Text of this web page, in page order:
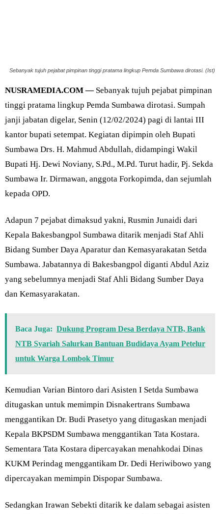
Sebanyak tujuh pejabat pimpinan tinggi pratama lingkup Pemda Sumbawa dirotasi. (Ist)
NUSRAMEDIA.COM —Sebanyak tujuh pejabat pimpinan
tinggi pratama lingkup Pemda Sumbawa dirotasi. Sumpah
janji jabatan digelar, Senin (12/02/2024) pagi di lantai III
kantor bupati setempat. Kegiatan dipimpin oleh Bupati
Sumbawa Drs. H. Mahmud Abdullah, didampingi Wakil
Bupati Hj. Dewi Noviany, S.Pd., M.Pd. Turut hadir, Pj. Sekda
Sumbawa Ir. Dirmawan, anggota Forkopimda, dan sejumlah
kepada OPD.
Adapun 7 pejabat dimaksud yakni, Rusmin Junaidi dari
Kepala Bakesbangpol Sumbawa ditarik menjadi Staf Ahli
Bidang Sumber Daya Aparatur dan Kemasyarakatan Setda
Sumbawa. Jabatannya di Bakesbangpol diganti Abdul Aziz
yang sebelumnya menjadi Staf Ahli Bidang Sumber Daya
dan Kemasyarakatan.
Baca Juga: Dukung Program Desa Berdaya NTB, Bank
NTB Syariah Salurkan Bantuan Budidaya Ayam Petelur
untuk Warga Lombok Timur
Kemudian Varian Bintoro dari Asisten I Setda Sumbawa
ditugaskan untuk memimpin Disnakertrans Sumbawa
menggantikan Dr. Budi Prasetyo yang ditugaskan menjadi
Kepala BKPSDM Sumbawa menggantikan Tata Kostara.
Sementara Tata Kostara dipercayakan menahkodai Dinas
KUKM Perindag menggantikam Dr. Dedi Heriwibowo yang
dipercayakan memimpin Dispopar Sumbawa.
Sedangkan Irawan Sebekti ditarik ke dalam sebagai asisten